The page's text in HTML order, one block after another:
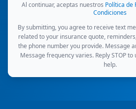
Al continuar, aceptas nuestros Política de
Condiciones
By submitting, you agree to receive text
related to your insurance quote,
the phone number you provide. Message
Message frequency varies. Reply STOP
help.